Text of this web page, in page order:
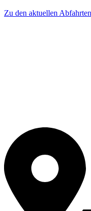
Zu den aktuellen Abfahrten